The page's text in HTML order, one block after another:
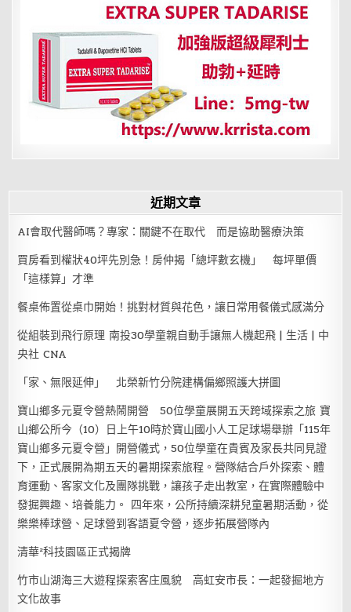
防
癌
近期文章
AI會取代醫師嗎？專家：關鍵不在取代 而是協助醫療決策
買房看到權狀40坪先別急！房仲揭「總坪數玄機」 每坪單價
「這樣算」才準
餐桌佈置從桌巾開始！挑對材質與花色，讓日常用餐儀式感滿分
從組裝到飛行原理 南投30學童親自動手讓無人機起飛 | 生活 | 中
央社 CNA
「家、無限延伸」 北榮新竹分院建構偏鄉照護大拼圖
寶山鄉多元夏令營熱鬧開營 50位學童展開五天跨域探索之旅 寶
山鄉公所今（10）日上午10時於寶山國小人工足球場舉辦「115年
寶山鄉多元夏令營」開營儀式，50位學童在貴賓及家長共同見證
下，正式展開為期五天的暑期探索旅程。營隊結合戶外探索、體
育運動、客家文化及團隊挑戰，讓孩子走出教室，在實際體驗中
發掘興趣、培養能力。 四年來，公所持續深耕兒童暑期活動，從
樂樂棒球營、足球營到客語夏令營，逐步拓展營隊內
清華²科技園區正式揭牌
竹市山湖海三大遊程探索客庄風貌 高虹安市長：一起發掘地方
文化故事